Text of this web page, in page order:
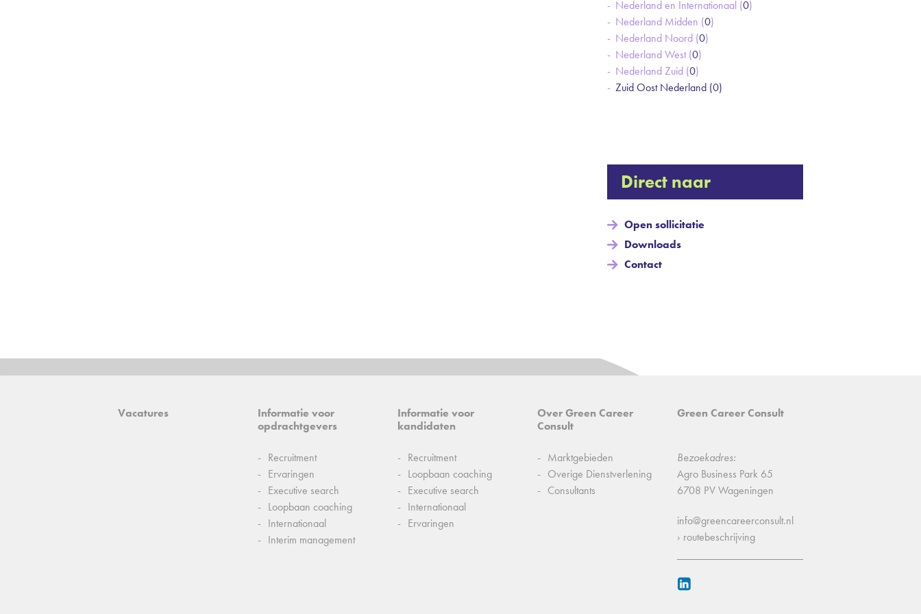
Nederland en Internationaal (0)
Nederland Midden (0)
Nederland Noord (0)
Nederland West (0)
Nederland Zuid (0)
Zuid Oost Nederland (0)
Direct naar
Open sollicitatie
Downloads
Contact
Vacatures
Informatie voor
opdrachtgevers
Recruitment
Ervaringen
Executive search
Loopbaan coaching
Internationaal
Interim management
Informatie voor
kandidaten
Recruitment
Loopbaan coaching
Executive search
Internationaal
Ervaringen
Over Green Career
Consult
Marktgebieden
Overige Dienstverlening
Consultants
Green Career Consult
Bezoekadres:
Agro Business Park 65
6708 PV Wageningen
info@greencareerconsult.nl
› routebeschrijving